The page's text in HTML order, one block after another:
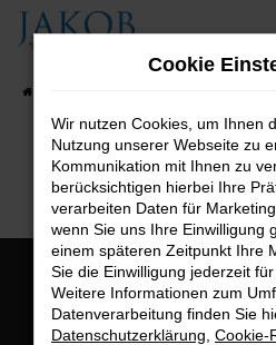
Zum
B2B-
Montag bis
Cookie
Wir nutzen Cookies, um Ihnen
Nutzung unserer Webseite zu
Kommunikation mit Ihnen zu
berücksichtigen hierbei Ihre
verarbeiten Daten für
wenn Sie uns Ihre Einwilligung
einem späteren Zeitpunkt Ihre
Sie die Einwilligung jederzeit
Weitere Informationen zum
Datenverarbeitung finden Sie
Datenschutzerklärung Cookie-